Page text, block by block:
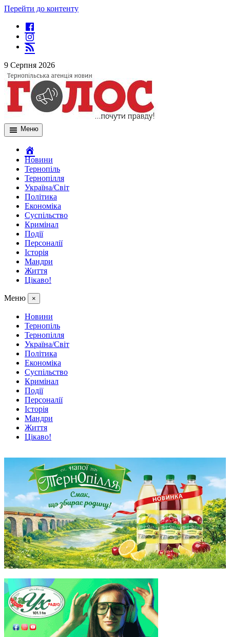
Перейти до контенту
9 Серпня 2026
Меню
Новини
Тернопіль
Тернопілля
Україна/Світ
Політика
Економіка
Суспільство
Кримінал
Події
Персоналії
Історія
Мандри
Життя
Цікаво!
Меню ×
Новини
Тернопіль
Тернопілля
Україна/Світ
Політика
Економіка
Суспільство
Кримінал
Події
Персоналії
Історія
Мандри
Життя
Цікаво!